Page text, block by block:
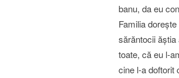
banu, da eu
Familia
sărăntocii
toate, că eu l-
cine l-a doftorit